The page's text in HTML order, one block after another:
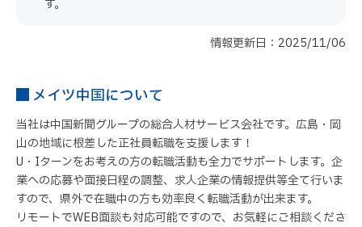
す。
情報更新日：2025/11/06
メイツ中国について
当社は中国新聞グループの総合人材サービス会社です。広島・岡
山の地域に根差した正社員転職を支援します！
U・Iターンをお考えの方の転職活動も全力でサポートします。企
業への応募や面接日程の調整、求人企業の情報提供等全て行いま
すので、県外で在職中の方も効率良く転職活動が出来ます。
リモートでWEB面談も対応可能ですので、お気軽にご相談くださ